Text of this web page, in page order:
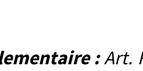
:Art.